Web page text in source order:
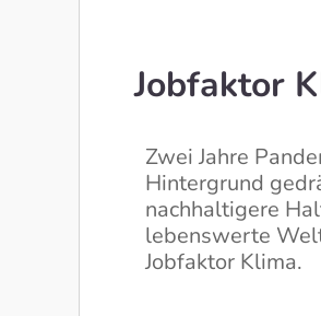
Jobfaktor
Zwei Jahre
Hintergrund
nachhaltigere
lebenswerte
Jobfaktor Klima.